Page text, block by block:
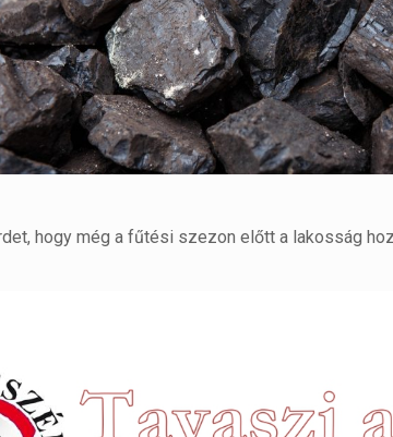
hogy még a fűtési szezon előtt a lakosság